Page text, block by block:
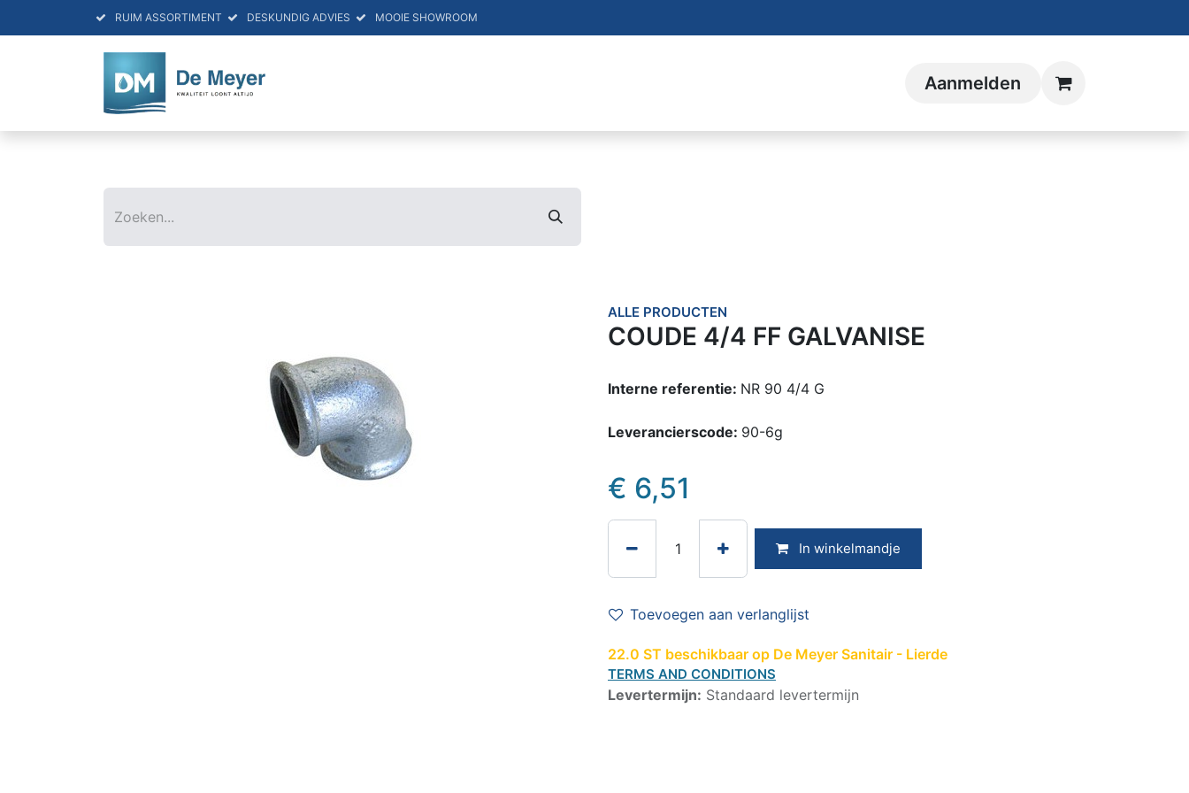
RUIM ASSORTIMENT DESKUNDIG ADVIES MOOIE SHOWROOM
Aanmelden
ALLE PRODUCTEN
COUDE 4/4 FF GALVANISE
Interne referentie: NR 90 4/4 G
Leverancierscode: 90-6g
€ 6,51
In winkelmandje
Toevoegen aan verlanglijst
22.0 ST beschikbaar op De Meyer Sanitair - Lierde
TERMS AND CONDITIONS
Levertermijn: Standaard levertermijn